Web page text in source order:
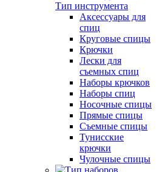
Тип инструмента
Аксессуары для
спиц
Круговые спицы
Крючки
Лески для
съемных спиц
Наборы крючков
Наборы спиц
Носочные спицы
Прямые спицы
Съемные спицы
Тунисские
крючки
Чулочные спицы